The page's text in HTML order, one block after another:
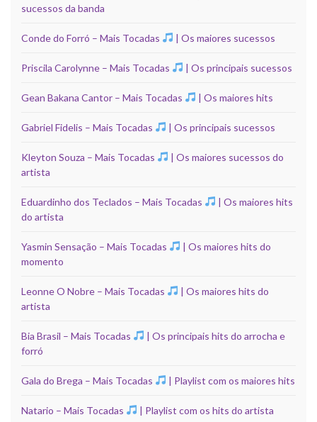
sucessos da banda
Conde do Forró – Mais Tocadas | Os maiores sucessos
Priscila Carolynne – Mais Tocadas | Os principais sucessos
Gean Bakana Cantor – Mais Tocadas | Os maiores hits
Gabriel Fidelis – Mais Tocadas | Os principais sucessos
Kleyton Souza – Mais Tocadas
| Os maiores sucessos do
artista
Eduardinho dos Teclados – Mais Tocadas
| Os maiores hits
do artista
Yasmin Sensação – Mais Tocadas
| Os maiores hits do
momento
Leonne O Nobre – Mais Tocadas
| Os maiores hits do
artista
Bia Brasil – Mais Tocadas
| Os principais hits do arrocha e
forró
Gala do Brega – Mais Tocadas | Playlist com os maiores hits
Natario – Mais Tocadas | Playlist com os hits do artista